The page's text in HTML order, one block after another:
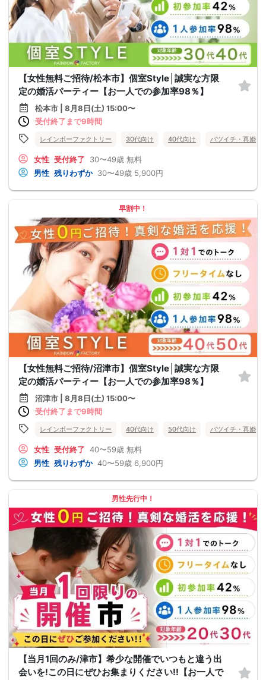
【女性無料ご招待/松本市】個室Style│誠実な方限
定の婚活パーティー【お一人での参加率98％】
松本市 | 8月8日(土) 15:00〜
受付終了まで9時間
レインボーファクトリー 30代向け 40代向け バツイチ・再婚
女性 受付終了 30〜49歳 無料
男性 残りわずか 30〜49歳 5,900円
早割中！
【女性無料ご招待/沼津市】個室Style│誠実な方限
定の婚活パーティー【お一人での参加率98％】
沼津市 | 8月8日(土) 15:00〜
受付終了まで9時間
レインボーファクトリー 40代向け 50代向け バツイチ・再婚
女性 受付終了 40〜59歳 無料
男性 残りわずか 40〜59歳 6,900円
男性先行中！
【当月1回のみ/津市】希少な開催でいつもと違う出
会いを!この日にぜひお集まりください!!【お一人で